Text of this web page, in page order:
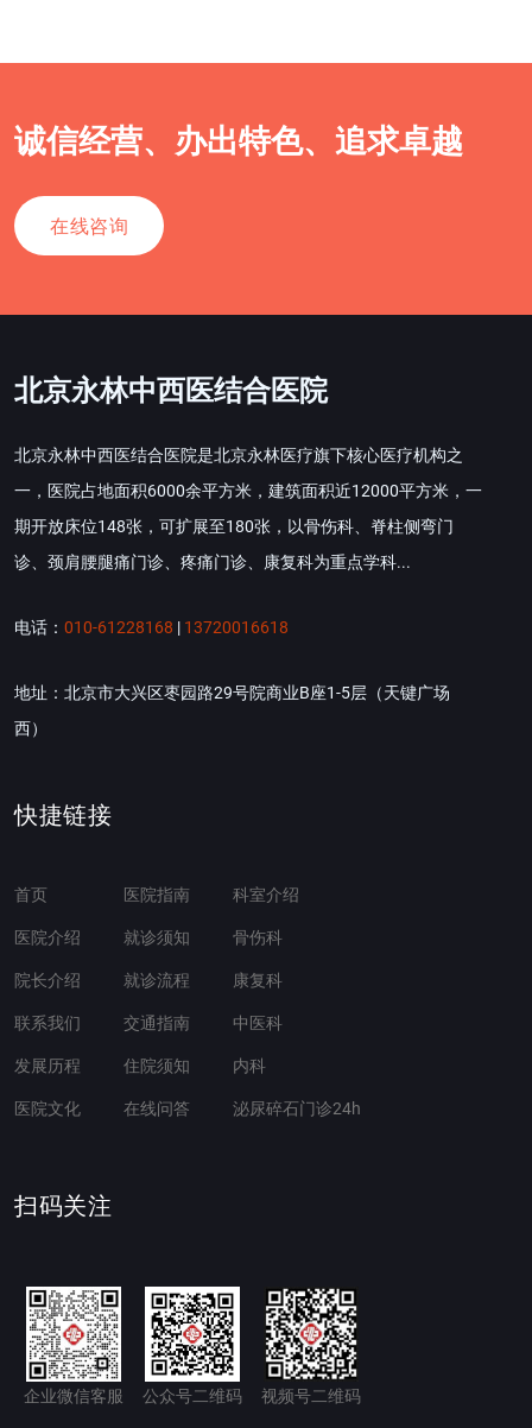
诚信经营、办出特色、追求卓越
在线咨询
北京永林中西医结合医院
北京永林中西医结合医院是北京永林医疗旗下核心医疗机构之
一，医院占地面积6000余平方米，建筑面积近12000平方米，一
期开放床位148张，可扩展至180张，以骨伤科、脊柱侧弯门
诊、颈肩腰腿痛门诊、疼痛门诊、康复科为重点学科...
电话： 010-61228168 | 13720016618
地址：北京市大兴区枣园路29号院商业B座1-5层（天键广场
西）
快捷链接
首页
医院介绍
院长介绍
联系我们
发展历程
医院文化
医院指南
就诊须知
就诊流程
交通指南
住院须知
在线问答
科室介绍
骨伤科
康复科
中医科
内科
泌尿碎石门诊24h
扫码关注
企业微信客服 公众号二维码 视频号二维码